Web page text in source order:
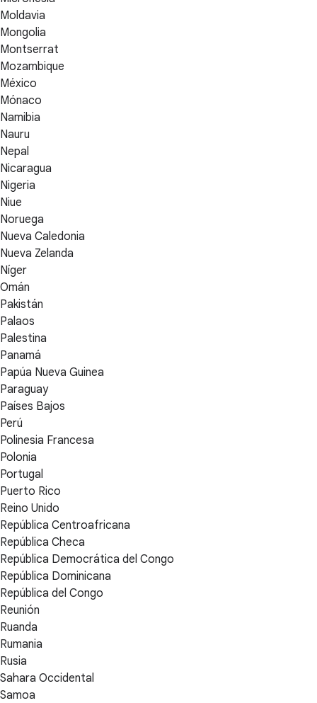
Moldavia
Mongolia
Montserrat
Mozambique
México
Mónaco
Namibia
Nauru
Nepal
Nicaragua
Nigeria
Niue
Noruega
Nueva Caledonia
Nueva Zelanda
Níger
Omán
Pakistán
Palaos
Palestina
Panamá
Papúa Nueva Guinea
Paraguay
Países Bajos
Perú
Polinesia Francesa
Polonia
Portugal
Puerto Rico
Reino Unido
República Centroafricana
República Checa
República Democrática del Congo
República Dominicana
República del Congo
Reunión
Ruanda
Rumania
Rusia
Sahara Occidental
Samoa